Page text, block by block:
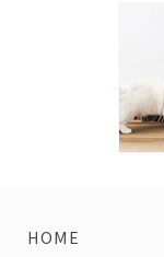
HOME